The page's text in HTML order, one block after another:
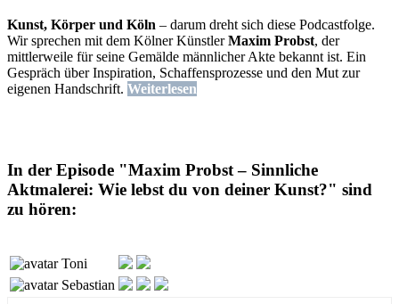
Kunst, Körper und Köln – darum dreht sich diese Podcastfolge.
Wir sprechen mit dem Kölner KünstlerMaxim Probst, der
mittlerweile für seine Gemälde männlicher Akte bekannt ist. Ein
Gespräch über Inspiration, Schaffensprozesse und den Mut zur
eigenen Handschrift. Weiterlesen
In der Episode "Maxim Probst – Sinnliche
Aktmalerei: Wie lebst du von deiner Kunst?" sind
zu hören:
Toni
Sebastian